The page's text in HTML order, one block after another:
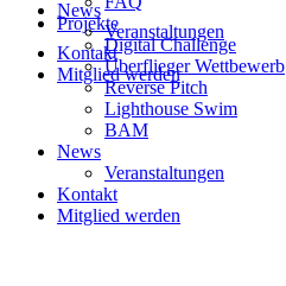
Projekte
Digital Challenge
Überflieger Wettbewerb
Reverse Pitch
Lighthouse Swim
BAM
News
Veranstaltungen
Kontakt
Mitglied werden
News
Veranstaltungen
Kontakt
Mitglied werden